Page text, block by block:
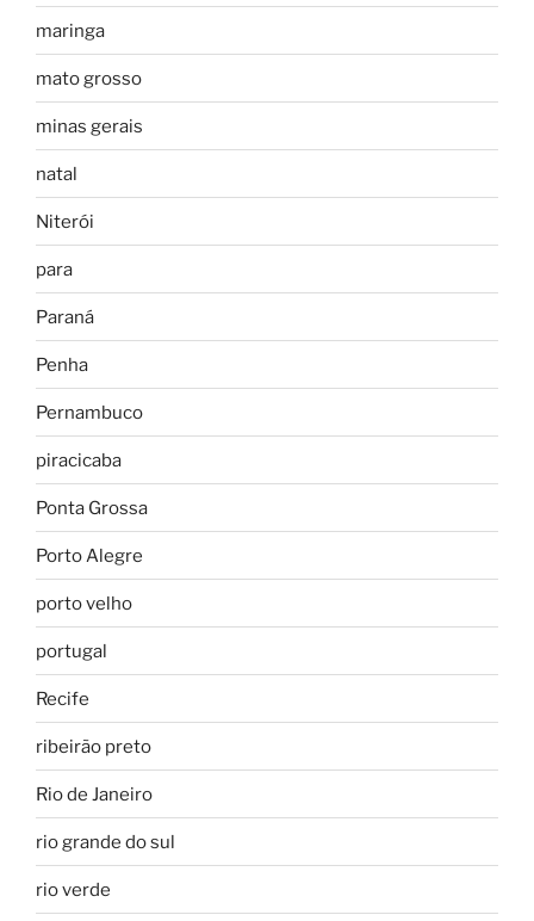
maringa
mato grosso
minas gerais
natal
Niterói
para
Paraná
Penha
Pernambuco
piracicaba
Ponta Grossa
Porto Alegre
porto velho
portugal
Recife
ribeirão preto
Rio de Janeiro
rio grande do sul
rio verde